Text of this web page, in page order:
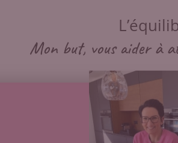
Mon but, vous aider à